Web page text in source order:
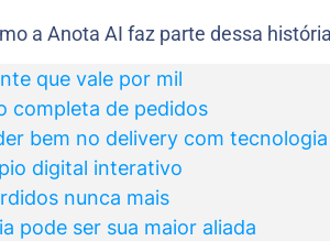
a Anota AI faz parte dessa
que vale por mil
completa de pedidos
bem no delivery com tecnologia
digital interativo
nunca mais
pode ser sua maior aliada